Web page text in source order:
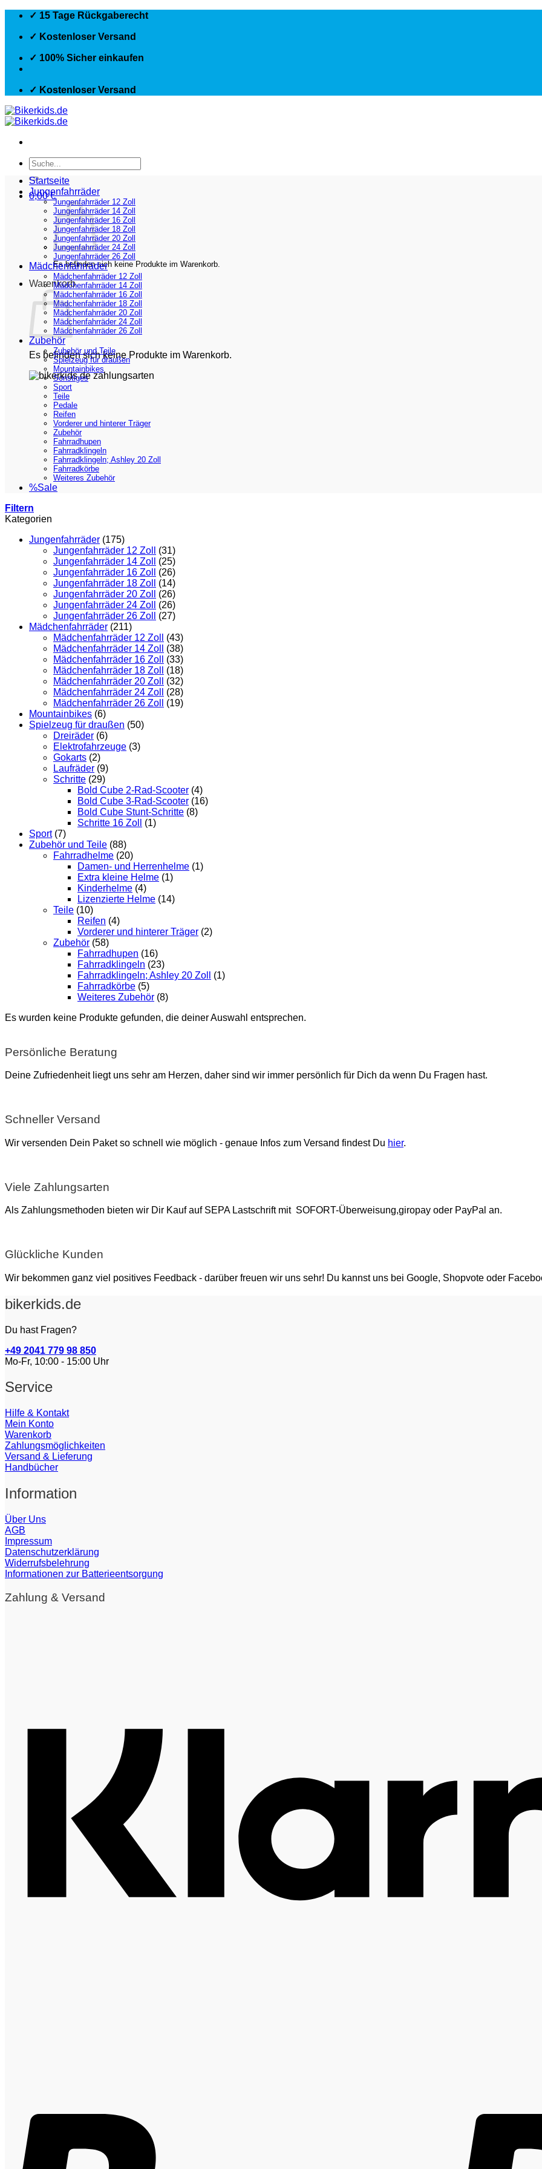
Zum
springen
✓ 15 Tage Rückgaberecht
✓ Kostenloser Versand
✓ 100% Sicher einkaufen
✓ Kostenloser Versand
Suchen
nach:
0,00€
Es befinden sich keine Produkte im Warenkorb.
Warenkorb
Es befinden sich keine Produkte im Warenkorb.
Startseite
Jungenfahrräder
Jungenfahrräder 12 Zoll
Jungenfahrräder 14 Zoll
Jungenfahrräder 16 Zoll
Jungenfahrräder 18 Zoll
Jungenfahrräder 20 Zoll
Jungenfahrräder 24 Zoll
Jungenfahrräder 26 Zoll
Mädchenfahrräder
Mädchenfahrräder 12 Zoll
Mädchenfahrräder 14 Zoll
Mädchenfahrräder 16 Zoll
Mädchenfahrräder 18 Zoll
Mädchenfahrräder 20 Zoll
Mädchenfahrräder 24 Zoll
Mädchenfahrräder 26 Zoll
Zubehör
Zubehör und Teile
Spielzeug für draußen
Mountainbikes
Sonstiges
Sport
Teile
Pedale
Reifen
Vorderer und hinterer Träger
Zubehör
Fahrradhupen
Fahrradklingeln
Fahrradklingeln; Ashley 20 Zoll
Fahrradkörbe
Weiteres Zubehör
%Sale
Filtern
Kategorien
Jungenfahrräder (175)
Jungenfahrräder 12 Zoll
(31)
Jungenfahrräder 14 Zoll
(25)
Jungenfahrräder 16 Zoll
(26)
Jungenfahrräder 18 Zoll
(14)
Jungenfahrräder 20 Zoll
(26)
Jungenfahrräder 24 Zoll
(26)
Jungenfahrräder 26 Zoll
(27)
Mädchenfahrräder (211)
Mädchenfahrräder 12 Zoll
(43)
Mädchenfahrräder 14 Zoll
(38)
Mädchenfahrräder 16 Zoll
(33)
Mädchenfahrräder 18 Zoll
(18)
Mädchenfahrräder 20 Zoll
(32)
Mädchenfahrräder 24 Zoll
(28)
Mädchenfahrräder 26 Zoll
(19)
Mountainbikes (6)
Spielzeug für draußen (50)
Dreiräder (6)
Elektrofahrzeuge (3)
Gokarts (2)
Laufräder (9)
Schritte (29)
Bold Cube 2-Rad-Scooter (4)
Bold Cube 3-Rad-Scooter (16)
Bold Cube Stunt-Schritte (8)
Schritte 16 Zoll
(1)
Sport (7)
Zubehör und Teile (88)
Fahrradhelme (20)
Damen- und Herrenhelme (1)
Extra kleine Helme (1)
Kinderhelme (4)
Lizenzierte Helme (14)
Teile (10)
Reifen (4)
Vorderer und hinterer Träger (2)
Zubehör (58)
Fahrradhupen (16)
Fahrradklingeln (23)
Fahrradklingeln; Ashley 20 Zoll
(1)
Fahrradkörbe (5)
Weiteres Zubehör (8)
Es wurden keine Produkte gefunden, die deiner Auswahl entsprechen.
Persönliche Beratung
Deine Zufriedenheit liegt uns sehr am Herzen, daher sind wir immer persönlich für Dich da wenn Du Fragen hast.
Schneller Versand
Wir versenden Dein Paket so schnell wie möglich - genaue Infos zum Versand findest Du hier.
Viele Zahlungsarten
Als Zahlungsmethoden bieten wir Dir Kauf auf SEPA Lastschrift mit SOFORT-Überweisung,giropay oder PayPal an.
Glückliche Kunden
Wir bekommen ganz viel positives Feedback - darüber freuen wir uns sehr! Du kannst uns bei Google, Shopvote oder
bikerkids.de
Du hast Fragen?
+49 2041 779 98 850
Mo-Fr, 10:00 - 15:00 Uhr
Service
Hilfe & Kontakt
Mein Konto
Warenkorb
Zahlungsmöglichkeiten
Versand & Lieferung
Handbücher
Information
Über Uns
AGB
Impressum
Datenschutzerklärung
Widerrufsbelehrung
Informationen zur Batterieentsorgung
Zahlung & Versand